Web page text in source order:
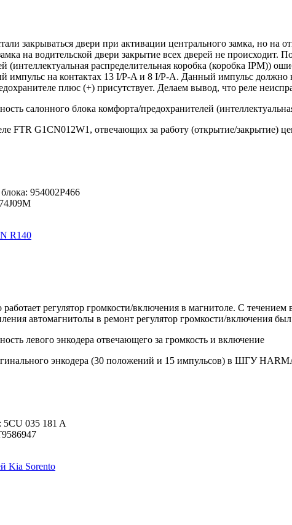
закрываться двери при активации центрального замка, но
на водительской двери закрытие всех дверей не
(интеллектуальная распределительная коробка (коробка IPM))
импульс на контактах 13 I/P-A и 8 I/P-A. Данный импульс должно
плюс (+) присутствует. Делаем вывод, что реле
салонного блока комфорта/предохранителей
FTR G1CN012W1, отвечающих за работу (открытие/закрытие)
954002P466
регулятор громкости/включения в магнитоле. С течением
автомагнитолы в ремонт регулятор громкости/включения
левого энкодера отвечающего за громкость и включение
энкодера (30 положений и 15 импульсов) в ШГУ
5CU 035 181 A